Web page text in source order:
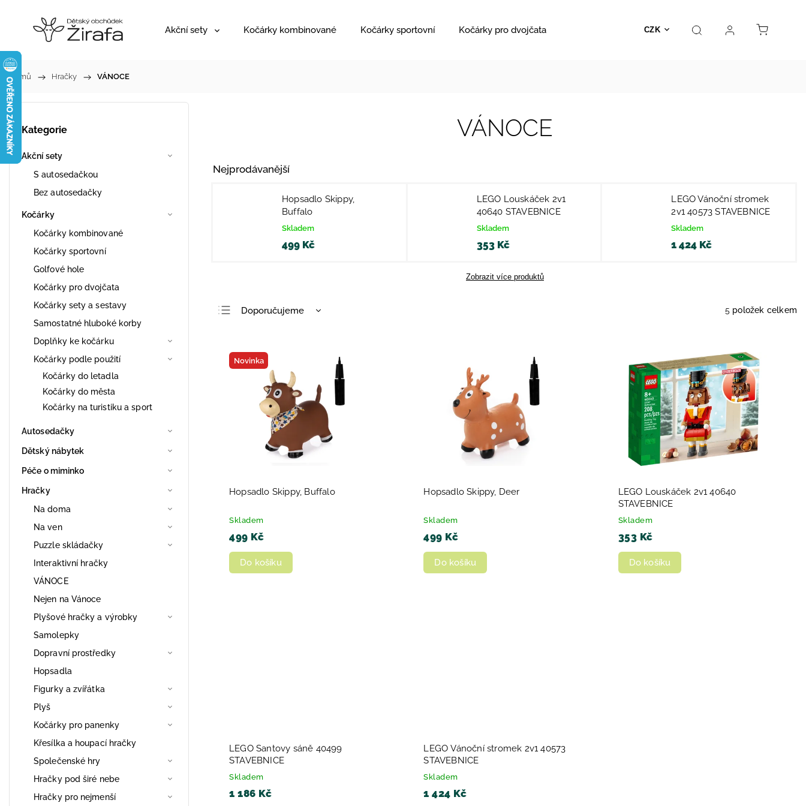
CZK
Akční sety Kočárky kombinované Kočárky sportovní Kočárky pro dvojčata Hračky Prodejna Kontakt
Domů / Hračky / VÁNOCE
Kategorie
Akční sety
S autosedačkou
Bez autosedačky
Kočárky
Kočárky kombinované
Kočárky sportovní
Golfové hole
Kočárky pro dvojčata
Kočárky sety a sestavy
Samostatné hluboké korby
Doplňky ke kočárku
Kočárky podle použití
Kočárky do letadla
Kočárky do města
Kočárky na turistiku a sport
Autosedačky
Dětský nábytek
Péče o miminko
Hračky
Na doma
Na ven
Puzzle skládačky
Interaktivní hračky
VÁNOCE
Nejen na Vánoce
Plyšové hračky a výrobky
Samolepky
Dopravní prostředky
Hopsadla
Figurky a zvířátka
Plyš
Kočárky pro panenky
Křesílka a houpací hračky
Společenské hry
Hračky pod širé nebe
Hračky pro nejmenší
VÁNOCE
Nejprodávanější
Hopsadlo Skippy,
Buffalo
Skladem
499 Kč
LEGO Louskáček 2v1
40640 STAVEBNICE
Skladem
353 Kč
LEGO Vánoční stromek
2v1 40573 STAVEBNICE
Skladem
1 424 Kč
Zobrazit více produktů
Doporučujeme
Nejprodávanější
Abecedně
5 položek celkem
Novinka
Hopsadlo Skippy, Buffalo
Skladem
499 Kč
Do košíku
Hopsadlo Skippy, Deer
Skladem
499 Kč
Do košíku
LEGO Louskáček 2v1 40640
STAVEBNICE
Skladem
353 Kč
Do košíku
LEGO Santovy sáně 40499
STAVEBNICE
Skladem
1 186 Kč
LEGO Vánoční stromek 2v1 40573
STAVEBNICE
Skladem
1 424 Kč